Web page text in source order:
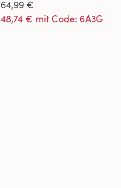
in F-Cup
64,99 €
48,74 € mit Code: 6A3G